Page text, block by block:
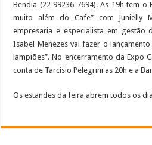
Bendia (22 99236 7694). As 19h tem o
muito além do Cafe” com Junielly
empresaria e especialista em gestão
Isabel Menezes vai fazer o
lampiões”. No encerramento da Expo
conta de Tarcísio Pelegrini as 20h e a
Os estandes da feira abrem todos os